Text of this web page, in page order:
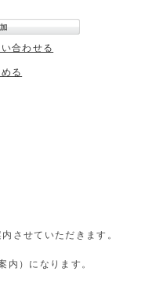
合わせる
る
させていただきます。
内）になります。